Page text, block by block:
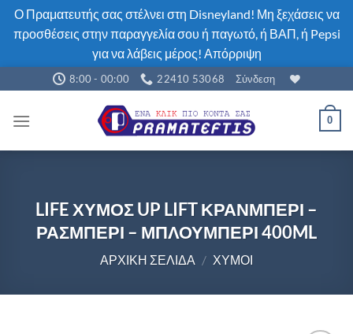
Ο Πραματευτής σας στέλνει στη Disneyland! Μη ξεχάσεις να
προσθέσεις στην παραγγελία σου ή παγωτό, ή ΒΑΠ, ή Pepsi
για να λάβεις μέρος! Απόρριψη
Μετάβαση
στο
περιεχόμενο
8:00 - 00:00 22410 53068 Σύνδεση
0
LIFE ΧΥΜΟΣ UP LIFT ΚΡΑΝΜΠΕΡΙ –
ΡΑΣΜΠΕΡΙ – ΜΠΛΟΥΜΠΕΡΙ 400ML
ΑΡΧΙΚΉ ΣΕΛΊΔΑ / ΧΥΜΟΊ